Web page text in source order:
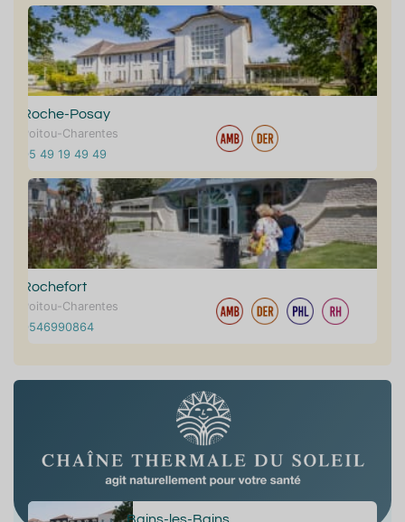
Roche-Posay
Poitou-Charentes
05 49 19 49 49
Rochefort
Poitou-Charentes
0546990864